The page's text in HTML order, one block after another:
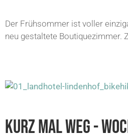
Der Frühsommer ist voller
neu gestaltete Boutiquezimmer.
KURZ MAL WEG -